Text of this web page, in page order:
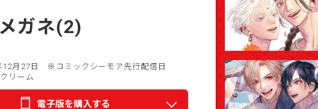
ガネ(2)
月27日
※コミックシーモア先行配信日
リーム
電子版を購入する